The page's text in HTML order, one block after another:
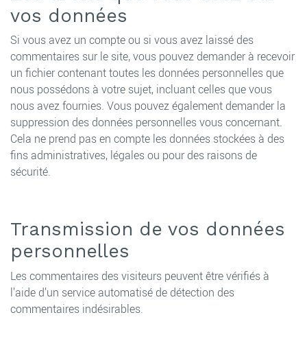
vos données
Si vous avez un compte ou si vous avez laissé des
commentaires sur le site, vous pouvez demander à recevoir
un fichier contenant toutes les données personnelles que
nous possédons à votre sujet, incluant celles que vous
nous avez fournies. Vous pouvez également demander la
suppression des données personnelles vous concernant.
Cela ne prend pas en compte les données stockées à des
fins administratives, légales ou pour des raisons de
sécurité.
Transmission de vos données
personnelles
Les commentaires des visiteurs peuvent être vérifiés à
l’aide d’un service automatisé de détection des
commentaires indésirables.